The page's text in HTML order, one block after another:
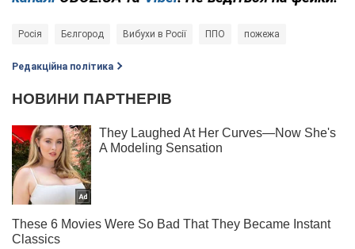
Росія Бєлгород Вибухи в Росії ППО пожежа
Редакційна політика